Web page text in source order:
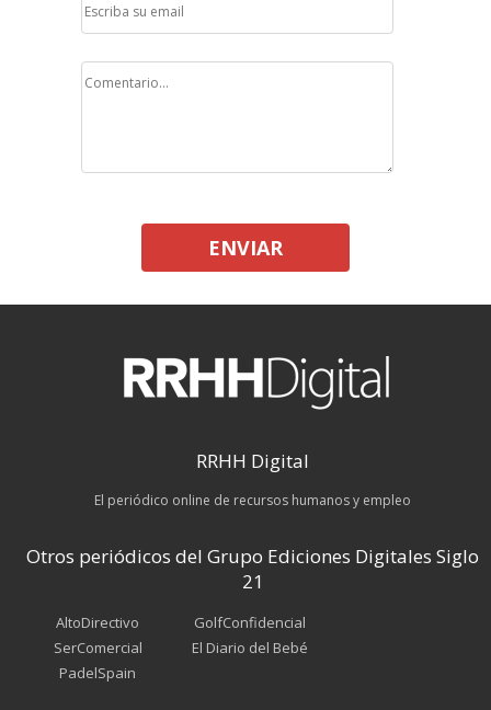
ENVIAR
RRHH Digital
El periódico online de recursos humanos y empleo
Otros periódicos del Grupo Ediciones Digitales Siglo
21
AltoDirectivo
SerComercial
PadelSpain
GolfConfidencial
El Diario del Bebé